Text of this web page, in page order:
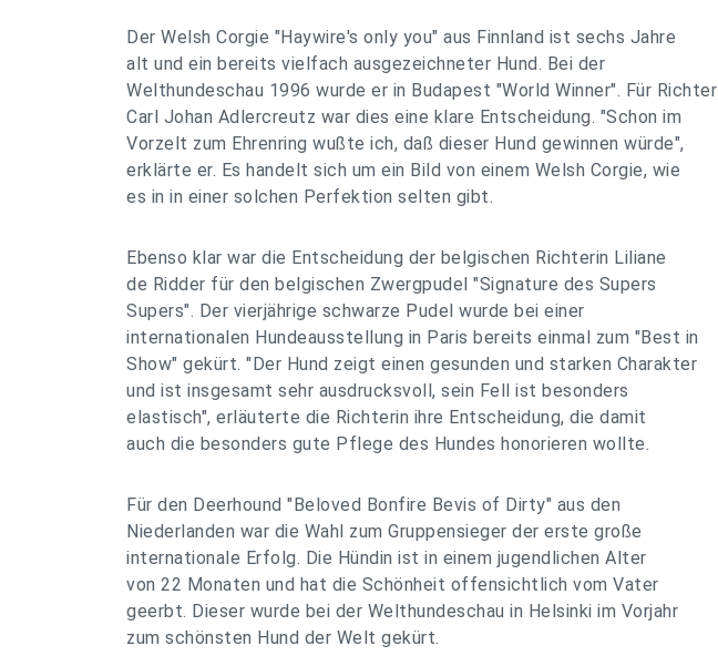
Der Welsh Corgie "Haywire's only you" aus Finnland ist sechs Jahre
alt und ein bereits vielfach ausgezeichneter Hund. Bei der
Welthundeschau 1996 wurde er in Budapest "World Winner". Für Richter
Carl Johan Adlercreutz war dies eine klare Entscheidung. "Schon im
Vorzelt zum Ehrenring wußte ich, daß dieser Hund gewinnen würde",
erklärte er. Es handelt sich um ein Bild von einem Welsh Corgie, wie
es in in einer solchen Perfektion selten gibt.
Ebenso klar war die Entscheidung der belgischen Richterin Liliane
de Ridder für den belgischen Zwergpudel "Signature des Supers
Supers". Der vierjährige schwarze Pudel wurde bei einer
internationalen Hundeausstellung in Paris bereits einmal zum "Best in
Show" gekürt. "Der Hund zeigt einen gesunden und starken Charakter
und ist insgesamt sehr ausdrucksvoll, sein Fell ist besonders
elastisch", erläuterte die Richterin ihre Entscheidung, die damit
auch die besonders gute Pflege des Hundes honorieren wollte.
Für den Deerhound "Beloved Bonfire Bevis of Dirty" aus den
Niederlanden war die Wahl zum Gruppensieger der erste große
internationale Erfolg. Die Hündin ist in einem jugendlichen Alter
von 22 Monaten und hat die Schönheit offensichtlich vom Vater
geerbt. Dieser wurde bei der Welthundeschau in Helsinki im Vorjahr
zum schönsten Hund der Welt gekürt.